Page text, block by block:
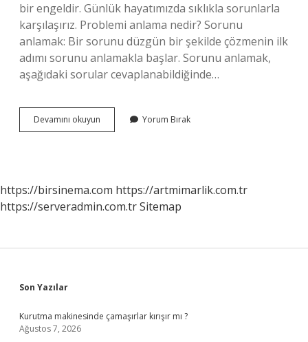
bir engeldir. Günlük hayatımızda sıklıkla sorunlarla
karşılaşırız. Problemi anlama nedir? Sorunu
anlamak: Bir sorunu düzgün bir şekilde çözmenin ilk
adımı sorunu anlamakla başlar. Sorunu anlamak,
aşağıdaki sorular cevaplanabildiğinde…
Devamını okuyun Problem
Nedir
Yorum Bırak
https://birsinema.com https://artmimarlik.com.tr
https://serveradmin.com.trSitemap
Sidebar
Son Yazılar
Kurutma makinesinde çamaşırlar kırışır mı ?
Ağustos 7, 2026